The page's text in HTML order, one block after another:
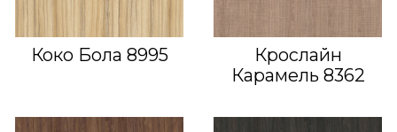
Коко Бола 8995
Крослайн
Карамель 8362